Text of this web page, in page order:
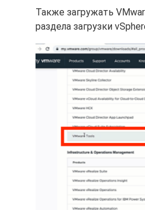
Также загружать
раздела загрузки